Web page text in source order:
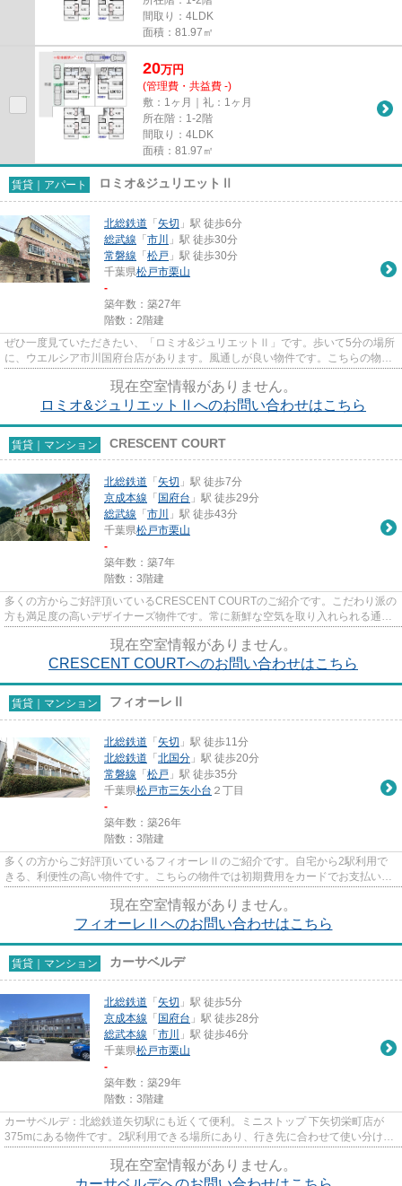
間取り：4LDK
面積：81.97㎡
20万円
(管理費・共益費 -)
敷：1ヶ月｜礼：1ヶ月
所在階：1-2階
間取り：4LDK
面積：81.97㎡
賃貸｜アパート ロミオ&ジュリエットⅡ
北総鉄道 「 矢切 」駅 徒歩6分
総武線 「 市川
」駅 徒歩30分
常磐線 「 松戸 」駅 徒歩30分
千葉県松戸市栗山
-
築年数：築27年
階数：2階建
ぜひ一度見ていただきたい、「ロミオ&ジュリエットⅡ」です。歩いて5分の場所
に、ウエルシア市川国府台店があります。風通しが良い物件です。こちらの物件
現在空室情報がありません。
ロミオ&ジュリエットⅡへのお問い合わせはこちら
賃貸｜マンション CRESCENT COURT
北総鉄道 「 矢切 」駅 徒歩7分
京成本線 「 国府台 」駅 徒歩29分
総武線 「 市川
」駅 徒歩43分
千葉県松戸市栗山
-
築年数：築7年
階数：3階建
多くの方からご好評頂いているCRESCENT COURTのご紹介です。こだわり派の
方も満足度の高いデザイナーズ物件です。常に新鮮な空気を取り入れられる通風
現在空室情報がありません。
CRESCENT COURTへのお問い合わせはこちら
賃貸｜マンション フィオーレⅡ
北総鉄道 「 矢切 」駅 徒歩11分
北総鉄道 「 北国分 」駅 徒歩20分
常磐線 「 松戸 」駅 徒歩35分
千葉県松戸市三矢小台 ２丁目
-
築年数：築26年
階数：3階建
多くの方からご好評頂いているフィオーレⅡのご紹介です。自宅から2駅利用で
きる、利便性の高い物件です。こちらの物件では初期費用をカードでお支払いい
現在空室情報がありません。
フィオーレⅡへのお問い合わせはこちら
賃貸｜マンション カーサベルデ
北総鉄道 「 矢切 」駅 徒歩5分
京成本線 「 国府台 」駅 徒歩28分
総武本線 「 市川
」駅 徒歩46分
千葉県松戸市栗山
-
築年数：築29年
階数：3階建
カーサベルデ：北総鉄道矢切駅にも近くて便利。ミニストップ 下矢切栄町店が
375mにある物件です。2駅利用できる場所にあり、行き先に合わせて使い分けが
現在空室情報がありません。